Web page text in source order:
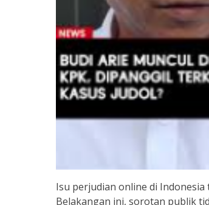
Isu perjudian online di
Belakangan ini, sorotan publik